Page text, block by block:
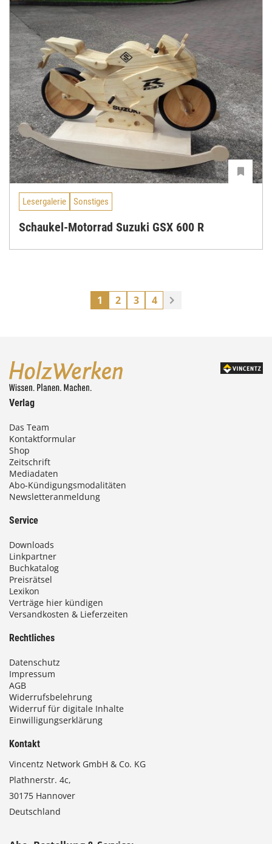
Lesergalerie Sonstiges
Schaukel-Motorrad Suzuki GSX 600 R
1 2 3 4
Verlag
Das Team
Kontaktformular
Shop
Zeitschrift
Mediadaten
Abo-Kündigungsmodalitäten
Newsletteranmeldung
Service
Downloads
Linkpartner
Buchkatalog
Preisrätsel
Lexikon
Verträge hier kündigen
Versandkosten & Lieferzeiten
Rechtliches
Datenschutz
Impressum
AGB
Widerrufsbelehrung
Widerruf für digitale Inhalte
Einwilligungserklärung
Kontakt
Vincentz Network GmbH & Co. KG
Plathnerstr. 4c,
30175 Hannover
Deutschland